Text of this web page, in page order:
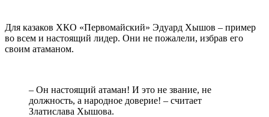
Для казаков ХКО «Первомайский» Эдуард Хышов – пример
во всем и настоящий лидер. Они не пожалели, избрав его
своим атаманом.
– Он настоящий атаман! И это не звание, не
должность, а народное доверие! – считает
Златислава Хышова.